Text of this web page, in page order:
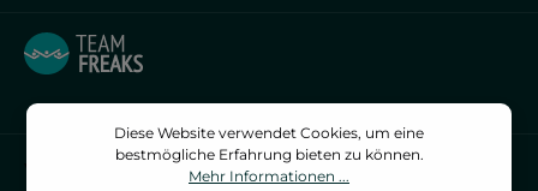
Vertrag widerrufen
Diese Website verwendet Cookies, um eine
bestmögliche Erfahrung bieten zu können.
Mehr Informationen ...